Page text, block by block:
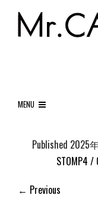
MENU
Published 2025
STOMP4 /
← Previous